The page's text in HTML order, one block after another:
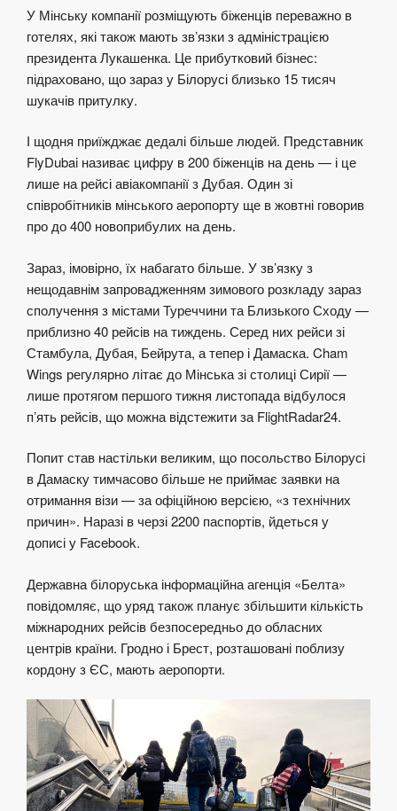
У Мінську компанії розміщують біженців переважно в
готелях, які також мають зв’язки з адміністрацією
президента Лукашенка. Це прибутковий бізнес:
підраховано, що зараз у Білорусі близько 15 тисяч
шукачів притулку.
І щодня приїжджає дедалі більше людей. Представник
FlyDubai називає цифру в 200 біженців на день — і це
лише на рейсі авіакомпанії з Дубая. Один зі
співробітників мінського аеропорту ще в жовтні говорив
про до 400 новоприбулих на день.
Зараз, імовірно, їх набагато більше. У зв’язку з
нещодавнім запровадженням зимового розкладу зараз
сполучення з містами Туреччини та Близького Сходу —
приблизно 40 рейсів на тиждень. Серед них рейси зі
Стамбула, Дубая, Бейрута, а тепер і Дамаска. Cham
Wings регулярно літає до Мінська зі столиці Сирії —
лише протягом першого тижня листопада відбулося
пʼять рейсів, що можна відстежити за FlightRadar24.
Попит став настільки великим, що посольство Білорусі
в Дамаску тимчасово більше не приймає заявки на
отримання візи — за офіційною версією, «з технічних
причин». Наразі в черзі 2200 паспортів, йдеться у
дописі у Facebook.
Державна білоруська інформаційна агенція «Белта»
повідомляє, що уряд також планує збільшити кількість
міжнародних рейсів безпосередньо до обласних
центрів країни. Гродно і Брест, розташовані поблизу
кордону з ЄС, мають аеропорти.